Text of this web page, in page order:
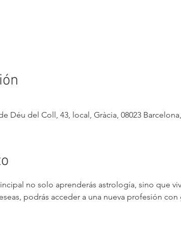
Déu del Coll, 43, local, Gràcia, 08023
no solo aprenderás astrología, sino que
podrás acceder a una nueva profesión